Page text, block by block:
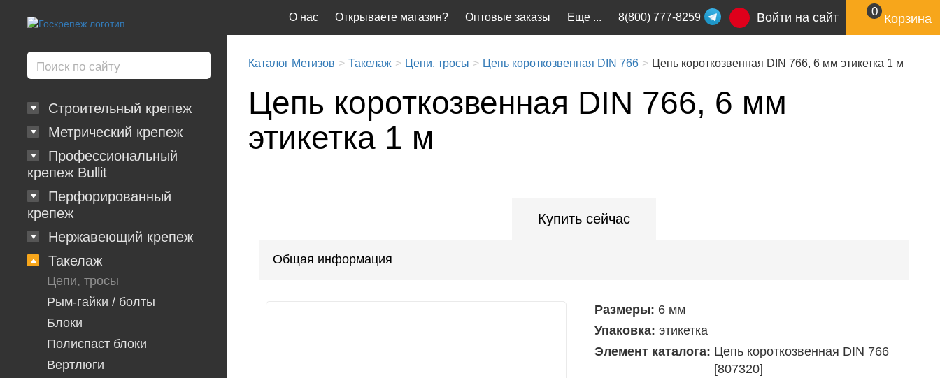
Строительный крепеж
Метрический крепеж
Профессиональный
крепеж Bullit
Перфорированный
крепеж
Нержавеющий крепеж
Такелаж
Цепи, тросы
Рым-гайки / болты
Блоки
Полиспаст блоки
Вертлюги
Еще ...
О нас Открываете магазин? Оптовые заказы 8(800) 777-8259 Войти на сайт 0
Корзина
Каталог Метизов Такелаж Цепи, тросы Цепь короткозвенная DIN 766 Цепь короткозвенная DIN 766, 6 мм этикетка 1 м
Цепь короткозвенная DIN 766, 6 мм
этикетка 1 м
Купить сейчас
Общая информация
Размеры: 6 мм
Упаковка: этикетка
Элемент каталога: Цепь короткозвенная DIN 766
[807320]